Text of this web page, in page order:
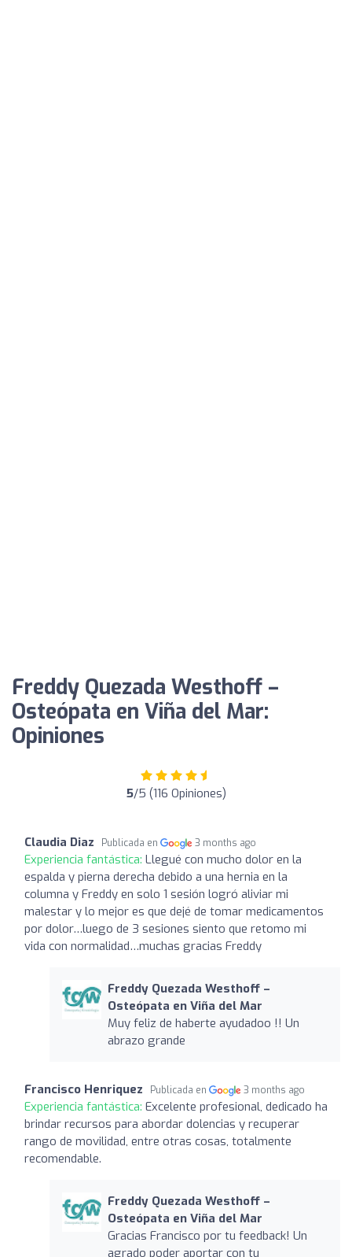
Freddy Quezada Westhoff –
Osteópata en Viña del Mar:
Opiniones
5/5 (116 Opiniones)
Claudia Diaz Publicada en 3 months ago
Experiencia fantástica: Llegué con mucho dolor en la
espalda y pierna derecha debido a una hernia en la
columna y Freddy en solo 1 sesión logró aliviar mi
malestar y lo mejor es que dejé de tomar medicamentos
por dolor…luego de 3 sesiones siento que retomo mi
vida con normalidad…muchas gracias Freddy
Freddy Quezada Westhoff –
Osteópata en Viña del Mar
Muy feliz de haberte ayudadoo !! Un
abrazo grande
Francisco Henriquez Publicada en 3 months ago
Experiencia fantástica: Excelente profesional, dedicado ha
brindar recursos para abordar dolencias y recuperar
rango de movilidad, entre otras cosas, totalmente
recomendable.
Freddy Quezada Westhoff –
Osteópata en Viña del Mar
Gracias Francisco por tu feedback! Un
agrado poder aportar con tu